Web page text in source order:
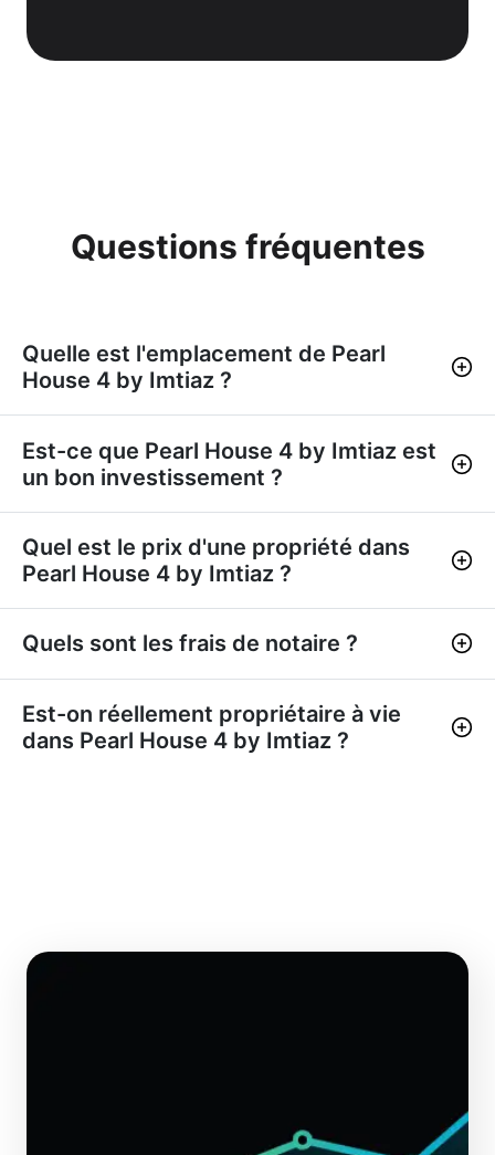
Questions fréquentes
Quelle est l'emplacement de Pearl
House 4 by Imtiaz ?
Est-ce que Pearl House 4 by Imtiaz est
un bon investissement ?
Quel est le prix d'une propriété dans
Pearl House 4 by Imtiaz ?
Quels sont les frais de notaire ?
Est-on réellement propriétaire à vie
dans Pearl House 4 by Imtiaz ?